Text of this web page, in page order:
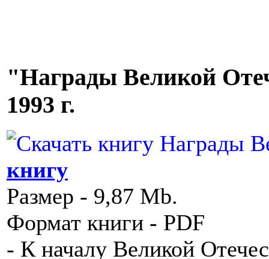
"Награды Великой
1993 г.
книгу
Размер - 9,87 Mb.
Формат книги - PDF
- К началу Великой